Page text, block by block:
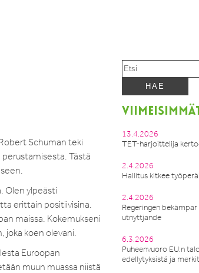
Schuman teki
Tästä
Olen ylpeästi
erittäin positiivisina.
maissa. Kokemukseni
joka koen olevani.
Euroopan
muun muassa niistä
13.4.2026
TET-harjoittelija
2.4.2026
Hallitus kitkee
2.4.2026
Regeringen
utnyttjande
6.3.2026
Puheenvuoro EU:n
edellytyksistä ja